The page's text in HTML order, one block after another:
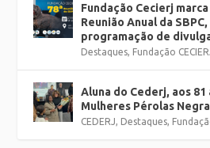
Fundação Cecierj
Reunião Anual da
programação de
Destaques, Fundação
Aluna do Cederj, aos 81
Mulheres Pérolas
CEDERJ, Destaques,